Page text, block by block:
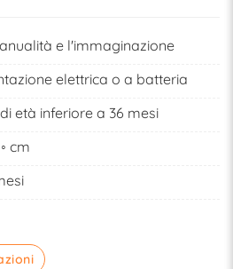
e l'immaginazione
elettrica o a batteria
età inferiore a 36 mesi
cm